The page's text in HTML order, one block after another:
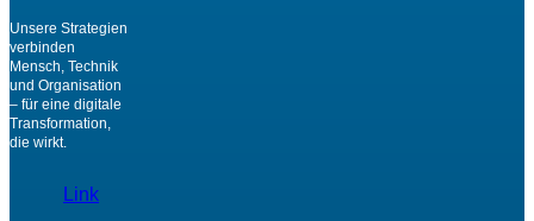
Unsere Strategien
verbinden
Mensch, Technik
und Organisation
– für eine digitale
Transformation,
die wirkt.
Link